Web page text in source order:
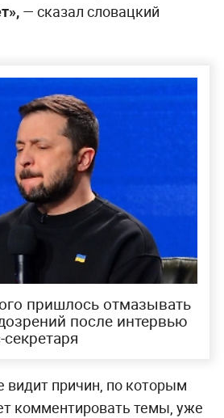
— сказал словацкий
пришлось отмазывать
после интервью
видит причин, по которым
комментировать темы, уже